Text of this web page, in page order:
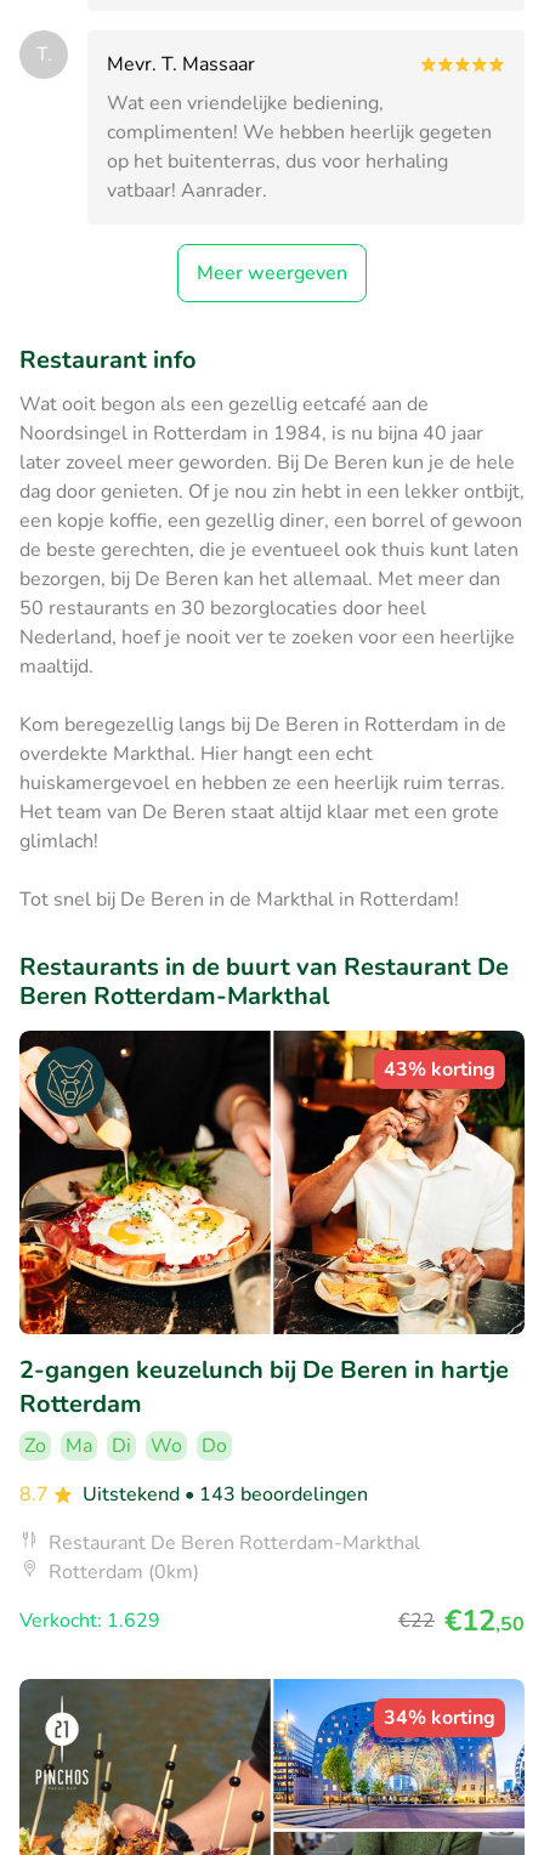
T.
Mevr. T. Massaar
Wat een vriendelijke bediening,
complimenten! We hebben heerlijk gegeten
op het buitenterras, dus voor herhaling
vatbaar! Aanrader.
Meer weergeven
Restaurant info
Wat ooit begon als een gezellig eetcafé aan de
Noordsingel in Rotterdam in 1984, is nu bijna 40 jaar
later zoveel meer geworden. Bij De Beren kun je de hele
dag door genieten. Of je nou zin hebt in een lekker ontbijt,
een kopje koffie, een gezellig diner, een borrel of gewoon
de beste gerechten, die je eventueel ook thuis kunt laten
bezorgen, bij De Beren kan het allemaal. Met meer dan
50 restaurants en 30 bezorglocaties door heel
Nederland, hoef je nooit ver te zoeken voor een heerlijke
maaltijd.
Kom beregezellig langs bij De Beren in Rotterdam in de
overdekte Markthal. Hier hangt een echt
huiskamergevoel en hebben ze een heerlijk ruim terras.
Het team van De Beren staat altijd klaar met een grote
glimlach!
Tot snel bij De Beren in de Markthal in Rotterdam!
Restaurants in de buurt van Restaurant De
Beren Rotterdam-Markthal
43% korting
2-gangen keuzelunch bij De Beren in hartje
Rotterdam
Zo Ma Di Wo
Do
8.7
Uitstekend • 143 beoordelingen
Restaurant De Beren Rotterdam-Markthal
Rotterdam (0km)
Verkocht: 1.629
€22 €12,50
34% korting